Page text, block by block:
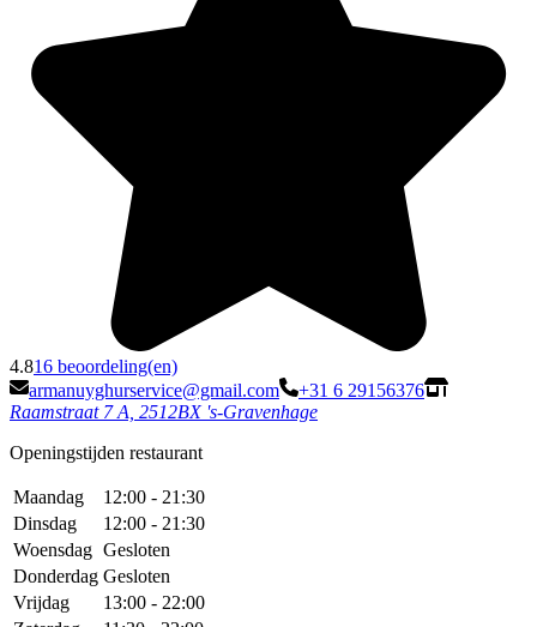
4.816 beoordeling(en)
armanuyghurservice@gmail.com
+31 6 29156376
Raamstraat 7 A, 2512BX 's-Gravenhage
Openingstijden restaurant
Maandag
12:00 - 21:30
Dinsdag
12:00 - 21:30
Woensdag Gesloten
Donderdag Gesloten
Vrijdag
13:00 - 22:00